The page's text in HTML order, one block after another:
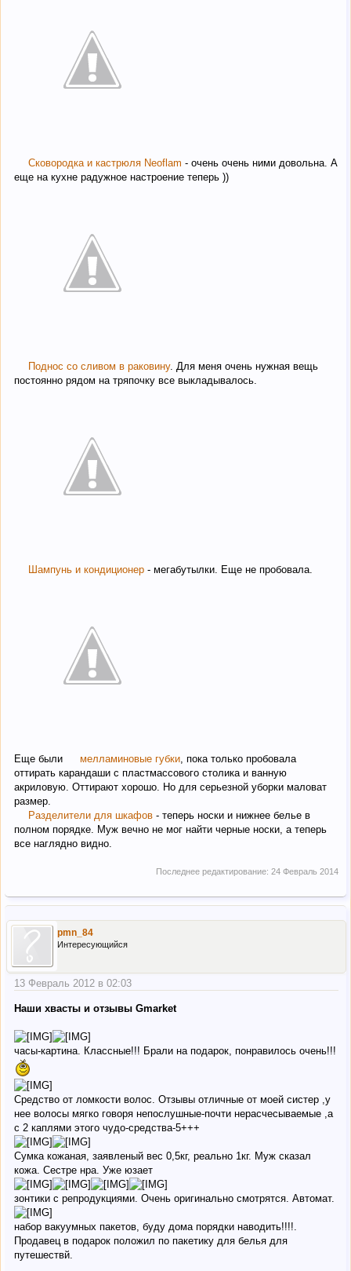
Сковородка и кастрюля Neoflam - очень очень ними довольна. А
еще на кухне радужное настроение теперь ))
Поднос со сливом в раковину. Для меня очень нужная вещь
постоянно рядом на тряпочку все выкладывалось.
Шампунь и кондиционер - мегабутылки. Еще не пробовала.
Еще были мелламиновые губки , пока только пробовала
оттирать карандаши с пластмассового столика и ванную
акриловую. Оттирают хорошо. Но для серьезной уборки маловат
размер.
Разделители для шкафов - теперь носки и нижнее белье в
полном порядке. Муж вечно не мог найти черные носки, а теперь
все наглядно видно.
Последнее редактирование: 24 Февраль 2014
pmn_84
Интересующийся
13 Февраль 2012 в 02:03
Наши хвасты и отзывы Gmarket
часы-картина. Классные!!! Брали на подарок, понравилось очень!!!
Средство от ломкости волос. Отзывы отличные от моей систер ,у
нее волосы мягко говоря непослушные-почти нерасчесываемые ,а
с 2 каплями этого чудо-средства-5+++
Сумка кожаная, заявленый вес 0,5кг, реально 1кг. Муж сказал
кожа. Сестре нра. Уже юзает
зонтики с репродукциями. Очень оригинально смотрятся. Автомат.
набор вакуумных пакетов, буду дома порядки наводить!!!!.
Продавец в подарок положил по пакетику для белья для
путешествй.